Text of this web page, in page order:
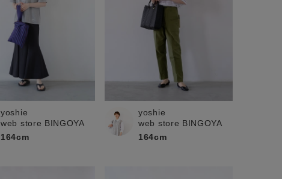
yoshie
web store BINGOYA
164cm
yoshie
web store BINGOYA
164cm